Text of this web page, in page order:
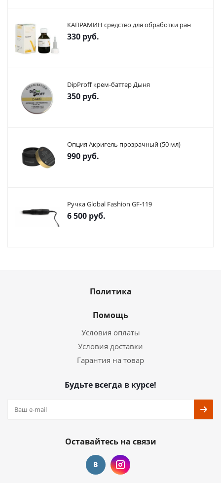
КАПРАМИН средство для обработки ран
330 руб.
DipProff крем-баттер Дыня
350 руб.
Опция Акригель прозрачный (50 мл)
990 руб.
Ручка Global Fashion GF-119
6 500 руб.
Политика
Помощь
Условия оплаты
Условия доставки
Гарантия на товар
Будьте всегда в курсе!
Оставайтесь на связи